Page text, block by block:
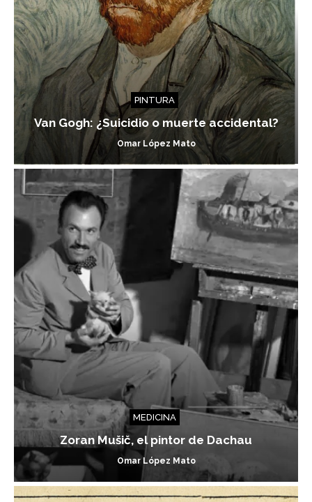
PINTURA
Van Gogh: ¿Suicidio o muerte accidental?
Omar López Mato
MEDICINA
Zoran Mušič, el pintor de Dachau
Omar López Mato